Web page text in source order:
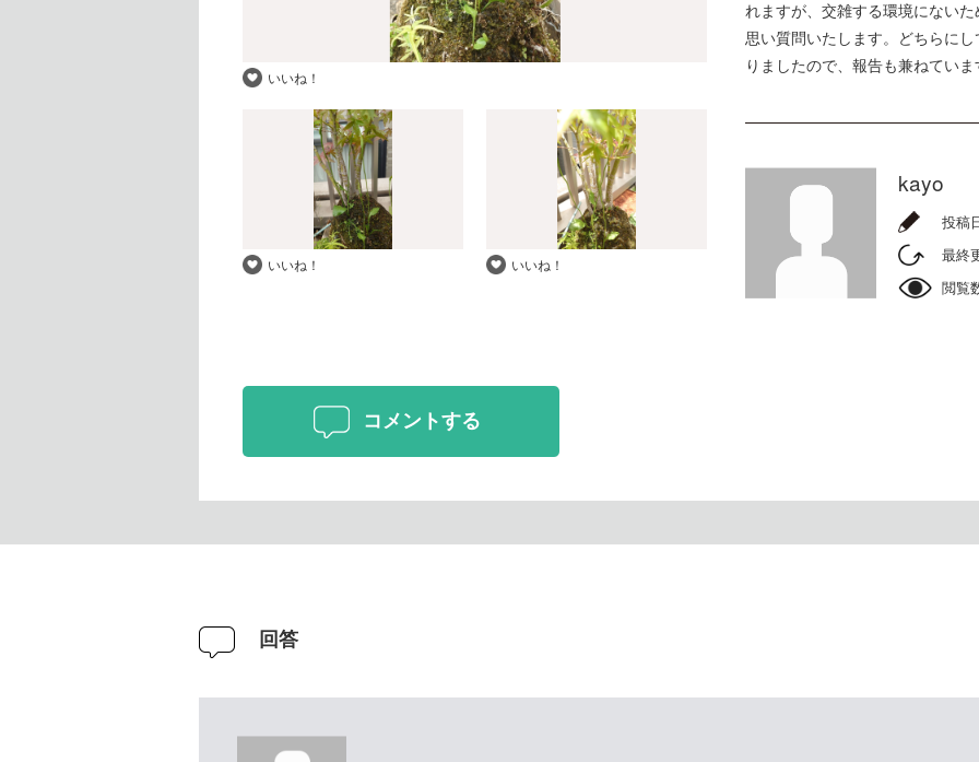
いいね！
いいね！ いいね！
れますが、交雑する環境にない
思い質問いたします。どちらに
りましたので、報告も兼ねてい
kayo
投稿
最終
閲覧
コメントする
回答